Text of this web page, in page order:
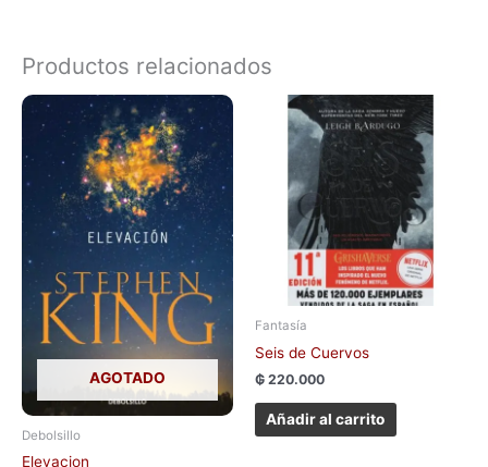
Productos relacionados
AGOTADO
Debolsillo
Elevacion
Fantasía
Seis de Cuervos
₲ 220.000
Añadir al carrito